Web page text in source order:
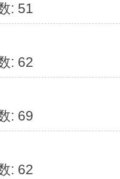
: 51
: 62
: 69
: 62